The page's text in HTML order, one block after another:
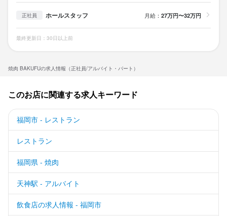
焼肉 BAKUFUの求人情報（正社員/アルバイト・パート）
正社員 ホールスタッフ 月給： 27万円〜32万円
最終更新日：30日以上前
このお店に関連する求人キーワード
福岡市 - レストラン
レストラン
福岡県 - 焼肉
天神駅 - アルバイト
飲食店の求人情報 - 福岡市